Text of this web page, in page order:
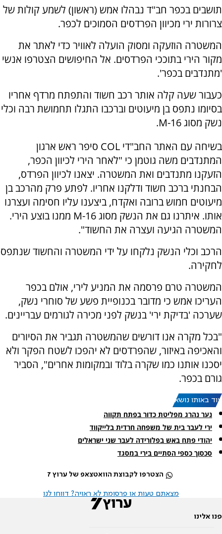
תושבים בכפר חב"ד נבהלו אמש (ראשון) לשמע קולות של
צרורות ירי מכיוון הפרדסים הסמוכים לכפר.
המשטרה הוזעקה ומסוק הועלה לאוויר כדי לאתר את
מקור הירי בתוככי הפרדסים. אל החיפושים הצטרפו אנשי
'מתנדבים בכפר'.
כעבור שעה קלה אותר רכב חשוד והתפתח מרדף אחריו
בסיומו נתפס בן מיעוטים וברכבו התגלו תחמושת רבה וכלי
נשק מסוגM-16.
בשיחה עם האתר החב"די COL סיפר ראש ארגון
המתנדבים משה גוטמן כי "לאחר הירי לכיוון הכפר,
הזעקנו מתנדבים ואת המשטרה. יצאנו לכיוון הפרדס,
הבחנתי ברכב חשוד ודלקנו אחריו. לפתע פרק מהרכב בן
מיעוטים חמוש ברובה ואקדח, ביצענו עליו חסימה ועצרנו
אותו. איתרנו גם את הנשק מסוגM-16 ממנו בוצע הירי.
המשטרה הגיעה ועצרה את החשוד".
הרכב וכלי הנשק נלקחו על ידי המשטרה והחשוד שנתפס
לחקירה.
המשטרה טרם פרסמה את המניע לירי, אולם בכפר
העריכו אמש כי מדובר בכנופיית פשע של סוחרי נשק,
שערכה 'בדיקת ירי' בנשק לפני מכירה לגורמים עבריינים.
"בכל מקרה אנו דורשים שהמשטרה תגביר את הסיורים
והאכיפה באיזור, שהפרדסים לא יהפכו לשטח הפקר ולא
יסכנו אותנו כמו שקרה בלוד ובמקומות אחרים", הסביר
גורם בכפר.
עוד באותו נושא:
נער נהרג מפליטת כדור בפתח תקווה
ירי לעבר בית של משפחה חרדית בלייקווד
יהודי פתח באש בפלורידה לעבר שני ישראלים
סכסוך כספי הסתיים בירי במסגד
הצטרפו לקבוצת הוואטצאפ של ערוץ 7
מצאתם טעות או פרסומת לא ראויה? דווחו לנו
פנו אלינו